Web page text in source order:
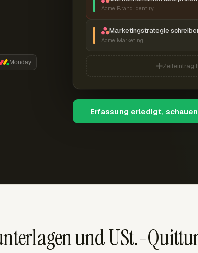
Monday
Acme Brand Identity
Marketingstrategie
Acme Marketing
Zeiteintrag
Erfassung erledigt,
und USt.-